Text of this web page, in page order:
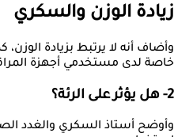
زيادة الوزن والسكري
وأضاف أنه لا يرتبط بزيادة
خاصة لدى مستخدمي أجهزة
2- هل يؤثر على الرئة؟